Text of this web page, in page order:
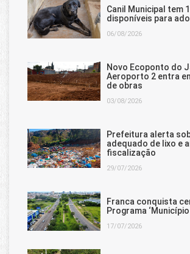
Canil Municipal tem
disponíveis para
06/08/2026
Novo Ecoponto do
Aeroporto 2 entra
de obras
03/08/2026
Prefeitura alerta
adequado de lixo e
fiscalização
29/07/2026
Franca conquista
Programa
17/07/2026